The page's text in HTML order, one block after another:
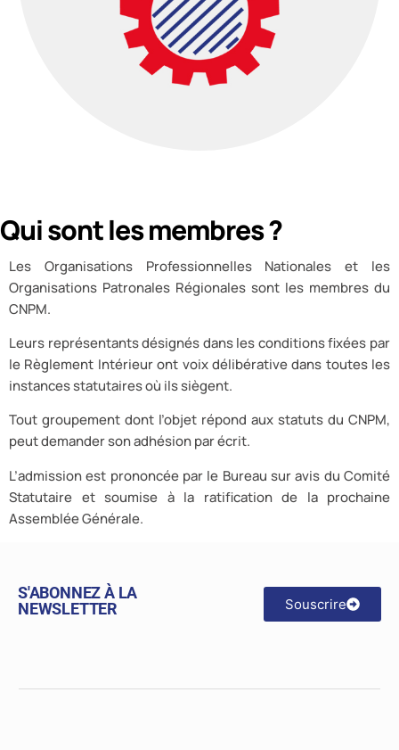
Qui sont les membres ?
Les Organisations Professionnelles Nationales et les
Organisations Patronales Régionales sont les membres du
CNPM.
Leurs représentants désignés dans les conditions fixées par
le Règlement Intérieur ont voix délibérative dans toutes les
instances statutaires où ils siègent.
Tout groupement dont l’objet répond aux statuts du CNPM,
peut demander son adhésion par écrit.
L’admission est prononcée par le Bureau sur avis du Comité
Statutaire et soumise à la ratification de la prochaine
Assemblée Générale.
S'ABONNEZ À LA
NEWSLETTER
Souscrire